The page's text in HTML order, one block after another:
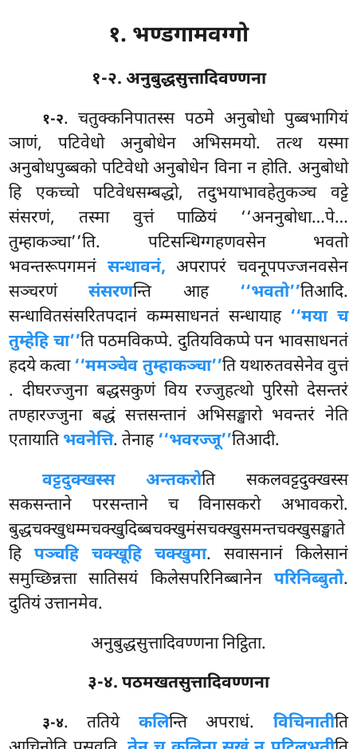
१. भण्डगामवग्गो
१-२. अनुबुद्धसुत्तादिवण्णना
१-२. चतुक्कनिपातस्स पठमे अनुबोधो पुब्बभागियं
ञाणं, पटिवेधो अनुबोधेन अभिसमयो. तत्थ यस्मा
अनुबोधपुब्बको पटिवेधो अनुबोधेन विना न होति. अनुबोधो
हि एकच्चो पटिवेधसम्बद्धो, तदुभयाभावहेतुकञ्च वट्टे
संसरणं, तस्मा वुत्तं पाळियं ‘‘अननुबोधा…पे…
तुम्हाकञ्चा’’ति. पटिसन्धिग्गहणवसेन भवतो
भवन्तरूपगमनं सन्धावनं, अपरापरं चवनूपपज्जनवसेन
सञ्चरणंसंसरणन्ति आह ‘‘भवतो’’तिआदि.
सन्धावितसंसरितपदानं कम्मसाधनतं सन्धायाह ‘‘मया च
तुम्हेहि चा’’ति पठमविकप्पे. दुतियविकप्पे पन भावसाधनतं
हदये कत्वा‘‘ममञ्चेव तुम्हाकञ्चा’’ति यथारुतवसेनेव वुत्तं
. दीघरज्जुना बद्धसकुणं विय रज्जुहत्थो पुरिसो देसन्तरं
तण्हारज्जुना बद्धं सत्तसन्तानं अभिसङ्खारो भवन्तरं नेति
एतायातिभवनेत्ति. तेनाह‘‘भवरज्जू’’तिआदी.
वट्टदुक्खस्स अन्तकरोति सकलवट्टदुक्खस्स
सकसन्ताने परसन्ताने च विनासकरो अभावकरो.
बुद्धचक्खुधम्मचक्खुदिब्बचक्खुमंसचक्खुसमन्तचक्खुसङ्खाते
हिपञ्चहि चक्खूहि चक्खुमा. सवासनानं किलेसानं
समुच्छिन्नत्ता सातिसयं किलेसपरिनिब्बानेन परिनिब्बुतो.
दुतियं उत्तानमेव.
अनुबुद्धसुत्तादिवण्णना निट्ठिता.
३-४. पठमखतसुत्तादिवण्णना
३-४. ततिये कलिन्ति अपराधं. विचिनातीति